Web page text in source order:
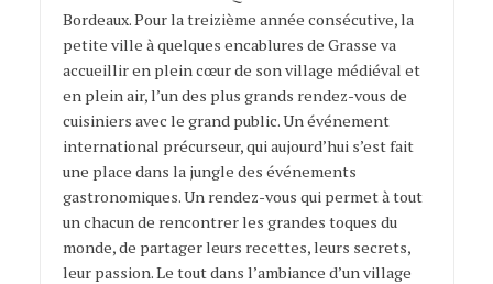
Bordeaux. Pour la treizième année consécutive, la
petite ville à quelques encablures de Grasse va
accueillir en plein cœur de son village médiéval et
en plein air, l’un des plus grands rendez-vous de
cuisiniers avec le grand public. Un événement
international précurseur, qui aujourd’hui s’est fait
une place dans la jungle des événements
gastronomiques. Un rendez-vous qui permet à tout
un chacun de rencontrer les grandes toques du
monde, de partager leurs recettes, leurs secrets,
leur passion. Le tout dans l’ambiance d’un village